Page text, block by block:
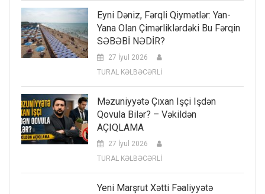
Eyni Dəniz, Fərqli Qiymətlər: Yan-
Yana Olan Çimərliklərdəki Bu Fərqin
SƏBƏBİ NƏDİR?
27 İyul 2026
TURAL KƏLBƏCƏRLİ
Məzuniyyətə Çıxan Işçi Işdən
Qovula Bilər? – Vəkildən
AÇIQLAMA
27 İyul 2026
TURAL KƏLBƏCƏRLİ
Yeni Marşrut Xətti Fəaliyyətə